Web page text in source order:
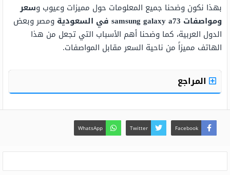
بهذا نكون وضحنا جميع المعلومات حول مميزات وعيوب وسعر
ومواصفات samsung galaxy a73 في السعودية
ومصر وبعض
الدول العربية، كما وضحنا أهم الأسباب التي تجعل من هذا
الهاتف مميزاً من ناحية السعر مقابل المواصفات.
المراجع
Facebook
Twitter
WhatsApp